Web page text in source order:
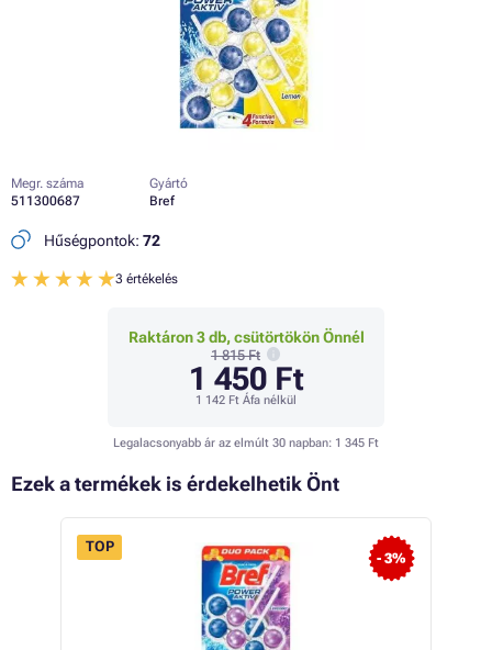
Megr. száma
511300687
Gyártó
Bref
Hűségpontok: 72
3 értékelés
Raktáron 3 db, csütörtökön Önnél
1 815 Ft
1 450 Ft
1 142 Ft Áfa nélkül
Legalacsonyabb ár az elmúlt 30 napban: 1 345 Ft
Ezek a termékek is érdekelhetik Önt
- 3%
TOP